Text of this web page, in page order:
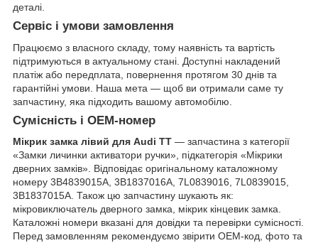
деталі.
Сервіс і умови замовлення
Працюємо з власного складу, тому наявність та вартість
підтримуються в актуальному стані. Доступні накладений
платіж або передплата, повернення протягом 30 днів та
гарантійні умови. Наша мета — щоб ви отримали саме ту
запчастину, яка підходить вашому автомобілю.
Сумісність і OEM-номер
Мікрик замка лівий для Audi TT — запчастина з категорії
«Замки личинки активатори ручки», підкатегорія «Мікрики
дверних замків». Відповідає оригінальному каталожному
номеру 3B4839015A, 3B1837016A, 7L0839016, 7L0839015,
3B1837015A. Також цю запчастину шукають як:
мікровиключатель дверного замка, мікрик кінцевик замка.
Каталожні номери вказані для довідки та перевірки сумісності.
Перед замовленням рекомендуємо звірити OEM-код, фото та